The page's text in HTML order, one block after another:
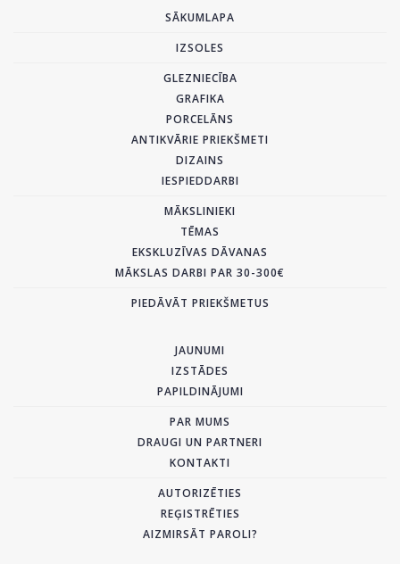
SĀKUMLAPA
IZSOLES
GLEZNIECĪBA
GRAFIKA
PORCELĀNS
ANTIKVĀRIE PRIEKŠMETI
DIZAINS
IESPIEDDARBI
MĀKSLINIEKI
TĒMAS
EKSKLUZĪVAS DĀVANAS
MĀKSLAS DARBI PAR 30-300€
PIEDĀVĀT PRIEKŠMETUS
JAUNUMI
IZSTĀDES
PAPILDINĀJUMI
PAR MUMS
DRAUGI UN PARTNERI
KONTAKTI
AUTORIZĒTIES
REĢISTRĒTIES
AIZMIRSĀT PAROLI?